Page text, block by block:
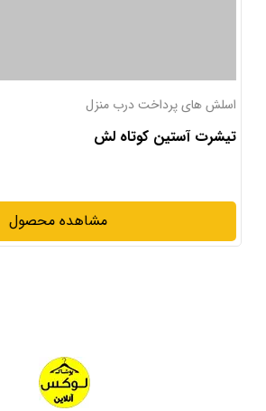
اسلش های پرداخت درب منزل
تیشرت آستین کوتاه لش
مشاهده محصول